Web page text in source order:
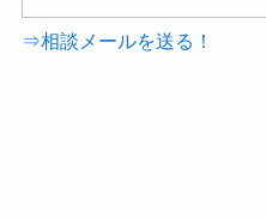
⇒相談メールを送る！